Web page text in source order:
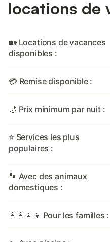
locations de
🏡 Locations de vacances
disponibles :
💳 Remise disponible :
🌙 Prix minimum par nuit :
⭐ Services les plus
populaires :
🐾 Avec des animaux
domestiques :
👩‍👩‍👧‍👦 Pour les familles :